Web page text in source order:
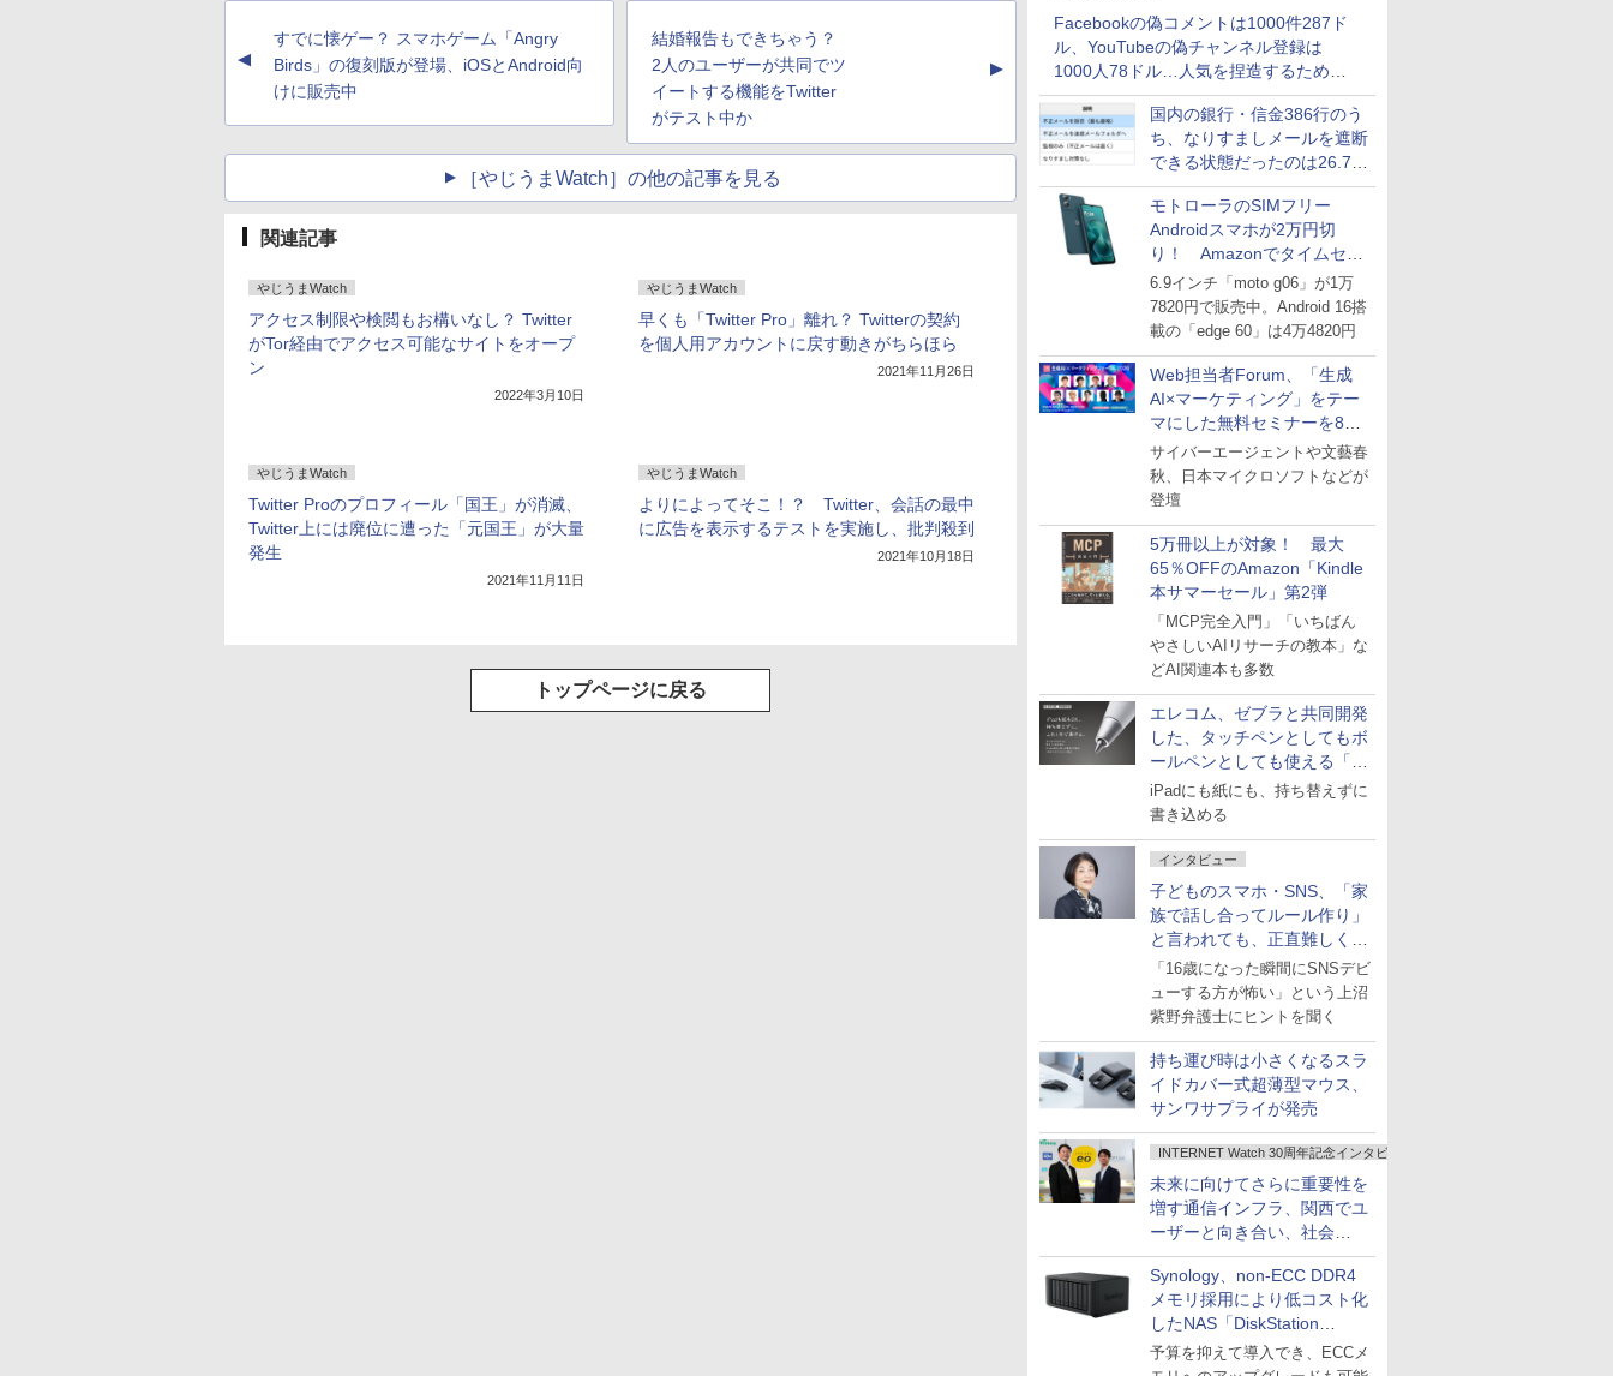
Facebookの偽コメントは1000件287ド
ル、YouTubeの偽チャンネル登録は
1000人78ドル…人気を捏造するための
価格リストが公開中
国内の銀行・信金386行のう
ち、なりすましメールを遮断
できる状態だったのは26.7％
にとどまる～GMOブランド
セキュリティ調査
モトローラのSIMフリー
Androidスマホが2万円切
り！ Amazonでタイムセー
ル
6.9インチ「moto g06」が1万
7820円で販売中。Android 16搭
載の「edge 60」は4万4820円
Web担当者Forum、「生成
AI×マーケティング」をテー
マにした無料セミナーを8月
27日にオンライン開催
サイバーエージェントや文藝春
秋、日本マイクロソフトなどが
登壇
5万冊以上が対象！ 最大
65％OFFのAmazon「Kindle
本サマーセール」第2弾
「MCP完全入門」「いちばん
やさしいAIリサーチの教本」な
どAI関連本も多数
エレコム、ゼブラと共同開発
した、タッチペンとしてもボ
ールペンとしても使える「ス
タイラスツーウェイ」発売
iPadにも紙にも、持ち替えずに
書き込める
インタビュー
子どものスマホ・SNS、「家
族で話し合ってルール作り」
と言われても、正直難しくな
いですか？
「16歳になった瞬間にSNSデビ
ューする方が怖い」という上沼
紫野弁護士にヒントを聞く
持ち運び時は小さくなるスラ
イドカバー式超薄型マウス、
サンワサプライが発売
INTERNET Watch 30周年記念インタビュー
未来に向けてさらに重要性を
増す通信インフラ、関西でユ
ーザーと向き合い、社会
の“あたらしい”を起動し続け
る～オプテージ
Synology、non-ECC DDR4
メモリ採用により低コスト化
したNAS「DiskStation
neo+」シリーズ
予算を抑えて導入でき、ECCメ
▲
すでに懐ゲー？ スマホゲーム「Angry
Birds」の復刻版が登場、iOSとAndroid向
けに販売中
結婚報告もできちゃう？
2人のユーザーが共同でツ
イートする機能をTwitter
がテスト中か
▲
［やじうまWatch］の他の記事を見る
関連記事
やじうまWatch
アクセス制限や検閲もお構いなし？ Twitter
がTor経由でアクセス可能なサイトをオープ
ン
2022年3月10日
やじうまWatch
早くも「Twitter Pro」離れ？ Twitterの契約
を個人用アカウントに戻す動きがちらほら
2021年11月26日
やじうまWatch
Twitter Proのプロフィール「国王」が消滅、
Twitter上には廃位に遭った「元国王」が大量
発生
2021年11月11日
やじうまWatch
よりによってそこ！？ Twitter、会話の最中
に広告を表示するテストを実施し、批判殺到
2021年10月18日
トップページに戻る